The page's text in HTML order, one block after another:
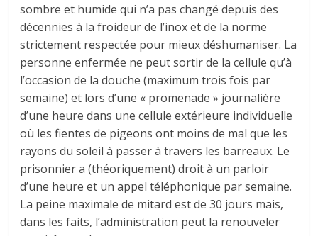
sombre et humide qui n’a pas changé depuis des
décennies à la froideur de l’inox et de la norme
strictement respectée pour mieux déshumaniser. La
personne enfermée ne peut sortir de la cellule qu’à
l’occasion de la douche (maximum trois fois par
semaine) et lors d’une « promenade » journalière
d’une heure dans une cellule extérieure individuelle
où les fientes de pigeons ont moins de mal que les
rayons du soleil à passer à travers les barreaux. Le
prisonnier a (théoriquement) droit à un parloir
d’une heure et un appel téléphonique par semaine.
La peine maximale de mitard est de 30 jours mais,
dans les faits, l’administration peut la renouveler